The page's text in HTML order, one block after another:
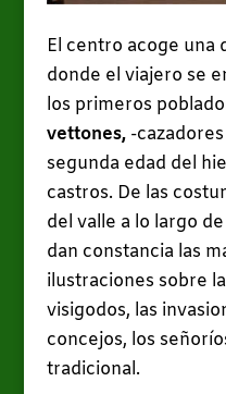
El centro acoge una
donde el viajero se
los primeros
vettones, -
segunda edad del
castros. De las
del valle a lo largo
dan constancia las
ilustraciones sobre
visigodos, las
concejos, los
tradicional.